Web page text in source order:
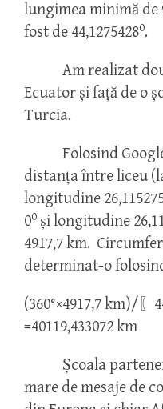
lungimea minimă de
fost de 44,12754280.
Am realizat două
Ecuator și față de o
Turcia.
Folosind Google
distanța între liceu
longitudine
00 și longitudine
4917,7 km.
determinat-o
(360°×4917,7 km)/〖
=40119,433072 km
Școala
mare de mesaje de